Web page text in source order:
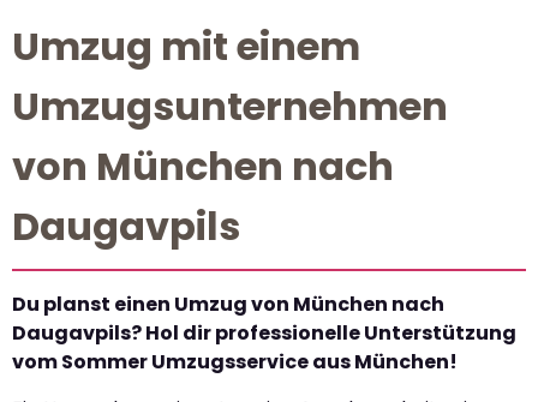
Umzug mit einem
Umzugsunternehmen
von München nach
Daugavpils
Du planst einen Umzug von München nach
Daugavpils? Hol dir professionelle Unterstützung
vom Sommer Umzugsservice aus München!